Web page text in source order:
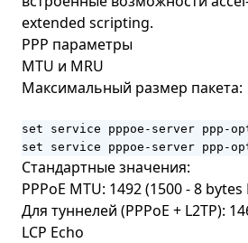
extended scripting.
PPP параметры
MTU и MRU
Максимальный размер пакета:
set service pppoe-server ppp-
set service pppoe-server ppp-
Стандартные значения:
PPPoE MTU: 1492 (1500 - 8
Для туннелей (PPPoE + L2TP):
LCP Echo